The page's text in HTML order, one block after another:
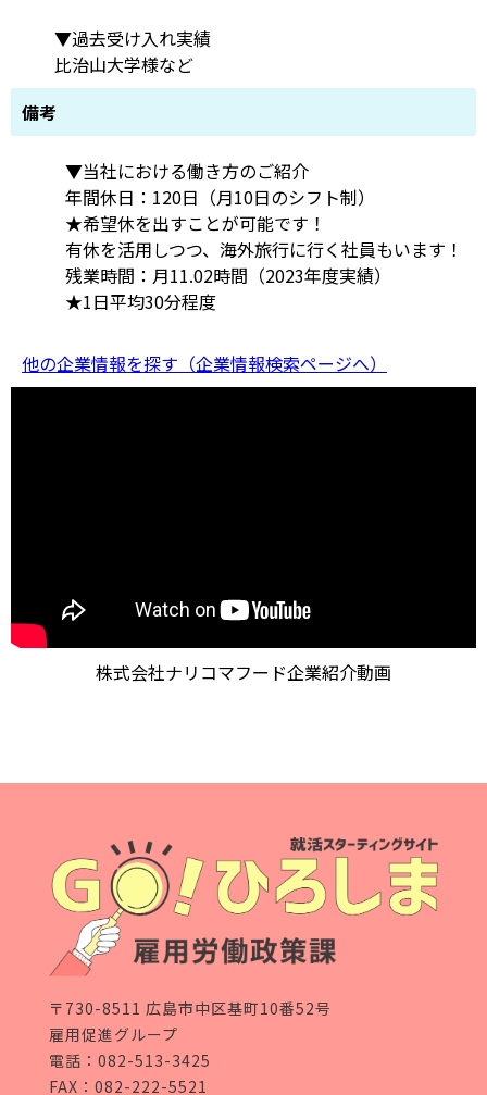
▼過去受け入れ実績
比治山大学様など
備考
​▼当社における働き方のご紹介
年間休日：120日（月10日のシフト制）
★希望休を出すことが可能です！
有休を活用しつつ、海外旅行に行く社員もいます！
残業時間：月11.02時間（2023年度実績）
★1日平均30分程度
他の企業情報を探す（企業情報検索ページへ）
株式会社ナリコマフード企業紹介動画
〒730-8511 広島市中区基町10番52号
雇用促進グループ
電話： 082-513-3425
FAX：082-222-5521